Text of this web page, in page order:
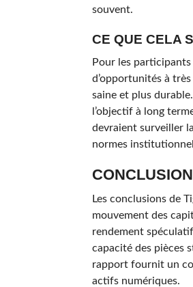
souvent.
CE QUE CELA
Pour les
d’opportunités à
saine et plus
l’objectif à long
devraient surveiller
normes
CONCLUSION
Les conclusions de
mouvement des
rendement
capacité des pièces
rapport fournit un
actifs numériques.